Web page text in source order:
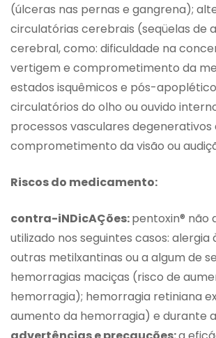
(úlceras nas pernas e gangrena);
circulatórias cerebrais (seqüelas de
cerebral, como: dificuldade na
vertigem e comprometimento da
estados isquêmicos e pós-
circulatórios do olho ou ouvido
processos vasculares degenerativos
comprometimento da visão ou
Riscos do medicamento:
contra-iNDicAÇões:pentoxin® não
utilizado nos seguintes casos: alergia
outras metilxantinas ou a algum de
hemorragias maciças (risco de
hemorragia); hemorragia retiniana
aumento da hemorragia) e durante